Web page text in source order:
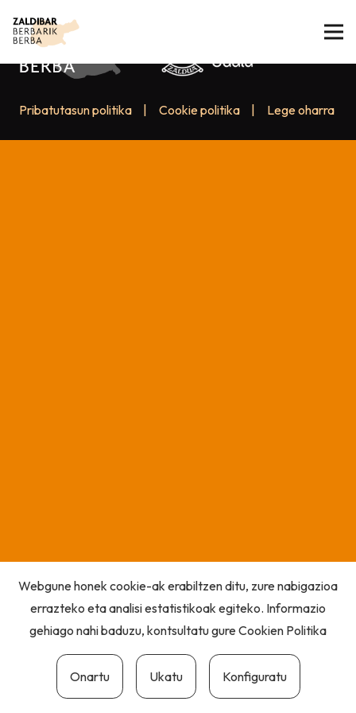
Pribatutasun politika Cookie politika Lege oharra
Webgune honek cookie-ak erabiltzen ditu, zure nabigazioa
errazteko eta analisi estatistikoak egiteko. Informazio
gehiago nahi baduzu, kontsultatu gureCookien Politika
Onartu Ukatu Konfiguratu